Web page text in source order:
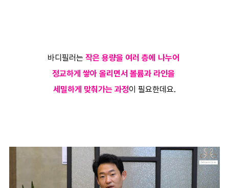
바디필러는 작은 용량을 여러 층에 나누어
정교하게 쌓아 올리면서 볼륨과 라인을
세밀하게 맞춰가는 과정이 필요한데요.